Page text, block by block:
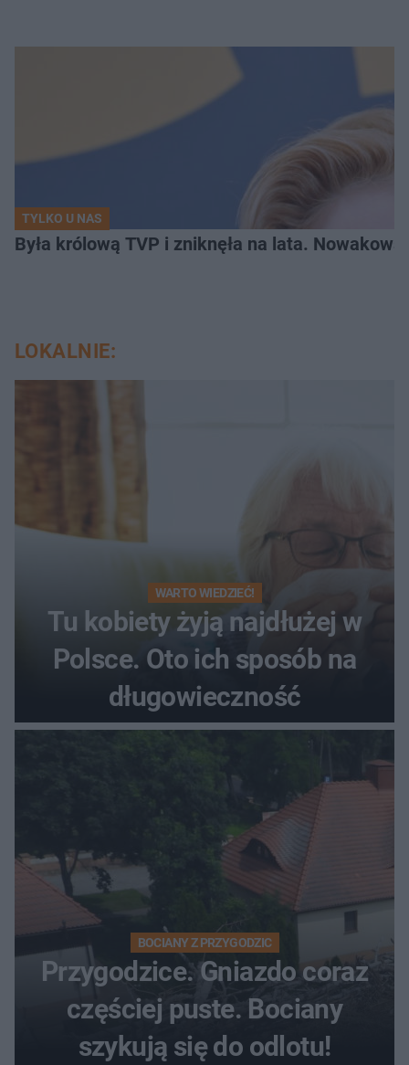
TYLKO U NAS
Była królową TVP i zniknęła na lata.
LOKALNIE:
WARTO WIEDZIEĆ!
Tu kobiety żyją najdłużej w
Polsce. Oto ich sposób na
długowieczność
BOCIANY Z PRZYGODZIC
Przygodzice. Gniazdo coraz
częściej puste. Bociany
szykują się do odlotu!